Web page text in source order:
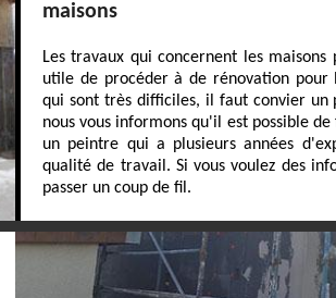
maisons
Les travaux qui concernent les
utile de procéder à de rénovation pour
qui sont très difficiles, il faut convier un
nous vous informons qu'il est possible
un peintre qui a plusieurs années
qualité de travail. Si vous voulez des
passer un coup de fil.